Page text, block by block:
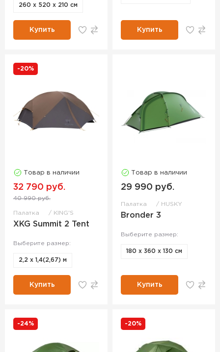
260 x 520 x 210 см
Купить Купить
-20%
Товар в наличии
32 790 руб.
40 990 руб.
Палатка KING'S
XKG Summit 2 Tent
Выберите размер:
2,2 х 1,4(2,67) м
Купить
Товар в наличии
29 990 руб.
Палатка HUSKY
Bronder 3
Выберите размер:
180 x 360 x 130 см
Купить
-24% -20%